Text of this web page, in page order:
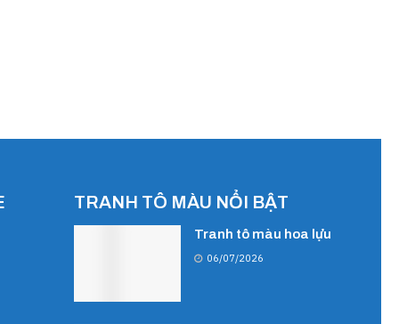
TRANH TÔ MÀU NỔI BẬT
Tranh tô màu hoa lựu
06/07/2026